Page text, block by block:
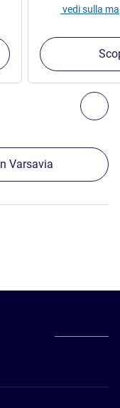
nelle vicinanze
nelle vicinanze 1 :,
vedi sulla
Varsavia